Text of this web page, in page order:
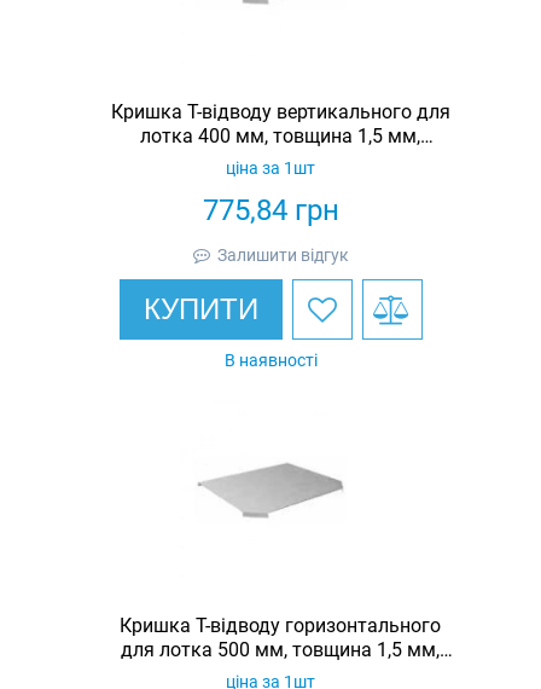
Кришка Т-відводу вертикального для
лотка 400 мм, товщина 1,5 мм,
гарячеоцинкована, Eurotray
775,84грн
ціна за 1шт
Залишити відгук
КУПИТИ
В наявності
Кришка Т-відводу горизонтального
для лотка 500 мм, товщина 1,5 мм,
гарячеоцинкована, Eurotray
ціна за 1шт